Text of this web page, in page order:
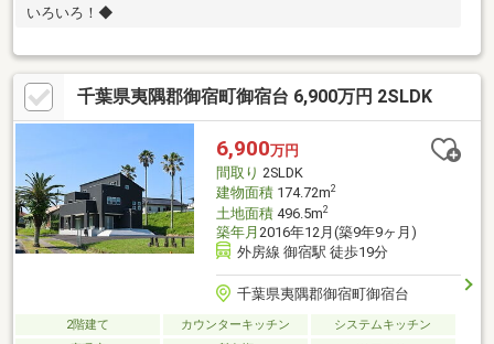
いろいろ！◆
千葉県夷隅郡御宿町御宿台 6,900万円 2SLDK
6,900万円
間取り 2SLDK
建物面積174.72m2
土地面積496.5m2
築年月 2016年12月(築9年9ヶ月)
外房線 御宿駅 徒歩19分
千葉県夷隅郡御宿町御宿台
2階建て カウンターキッチン
システムキッチン